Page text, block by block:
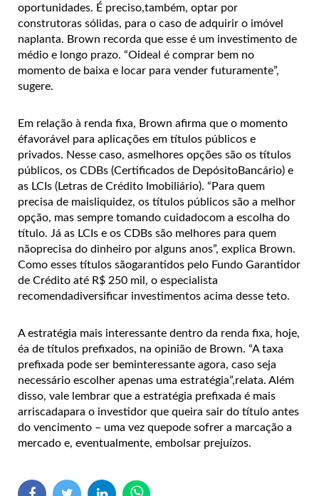
oportunidades. É preciso,também, optar por
construtoras sólidas, para o caso de adquirir o imóvel
naplanta. Brown recorda que esse é um investimento de
médio e longo prazo. “Oideal é comprar bem no
momento de baixa e locar para vender futuramente”,
sugere.
Em relação à renda fixa, Brown afirma que o momento
éfavorável para aplicações em títulos públicos e
privados. Nesse caso, asmelhores opções são os títulos
públicos, os CDBs (Certificados de DepósitoBancário) e
as LCIs (Letras de Crédito Imobiliário). “Para quem
precisa de maisliquidez, os títulos públicos são a melhor
opção, mas sempre tomando cuidadocom a escolha do
título. Já as LCIs e os CDBs são melhores para quem
nãoprecisa do dinheiro por alguns anos”, explica Brown.
Como esses títulos sãogarantidos pelo Fundo Garantidor
de Crédito até R$ 250 mil, o especialista
recomendadiversificar investimentos acima desse teto.
A estratégia mais interessante dentro da renda fixa, hoje,
éa de títulos prefixados, na opinião de Brown. “A taxa
prefixada pode ser beminteressante agora, caso seja
necessário escolher apenas uma estratégia”,relata. Além
disso, vale lembrar que a estratégia prefixada é mais
arriscadapara o investidor que queira sair do título antes
do vencimento – uma vez quepode sofrer a marcação a
mercado e, eventualmente, embolsar prejuízos.